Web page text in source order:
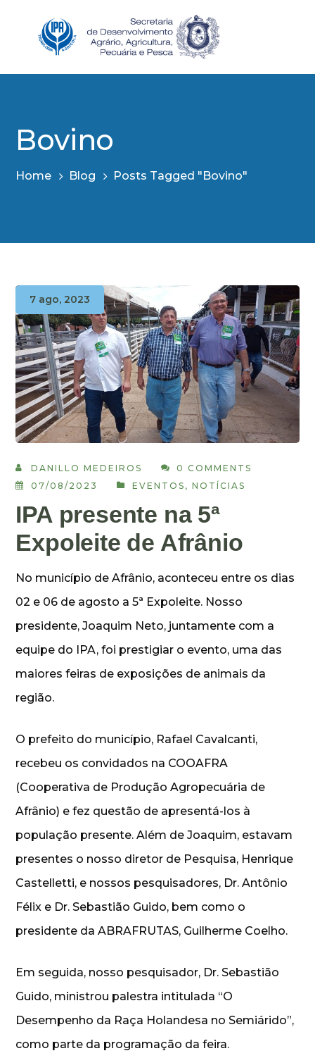
Bovino
Home Blog Posts Tagged "Bovino"
7 ago, 2023
DANILLO MEDEIROS
0 COMMENTS
07/08/2023
EVENTOS ,NOTÍCIAS
IPA presente na 5ª
Expoleite de Afrânio
No município de Afrânio, aconteceu entre os dias
02 e 06 de agosto a 5ª Expoleite. Nosso
presidente, Joaquim Neto, juntamente com a
equipe do IPA, foi prestigiar o evento, uma das
maiores feiras de exposições de animais da
região.
O prefeito do município, Rafael Cavalcanti,
recebeu os convidados na COOAFRA
(Cooperativa de Produção Agropecuária de
Afrânio) e fez questão de apresentá-los à
população presente. Além de Joaquim, estavam
presentes o nosso diretor de Pesquisa, Henrique
Castelletti, e nossos pesquisadores, Dr. Antônio
Félix e Dr. Sebastião Guido, bem como o
presidente da ABRAFRUTAS, Guilherme Coelho.
Em seguida, nosso pesquisador, Dr. Sebastião
Guido, ministrou palestra intitulada “O
Desempenho da Raça Holandesa no Semiárido”,
como parte da programação da feira.